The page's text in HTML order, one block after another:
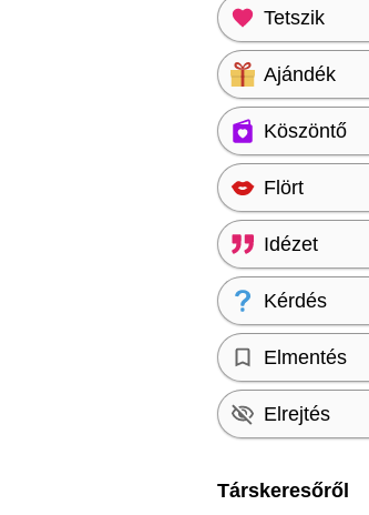
Tetszik
Ajándék
Köszöntő
Flört
Idézet
Kérdés
Elmentés
Elrejtés
Társkeresőről